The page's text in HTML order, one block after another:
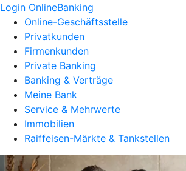
Login OnlineBanking
Online-Geschäftsstelle
Privatkunden
Firmenkunden
Private Banking
Banking & Verträge
Meine Bank
Service & Mehrwerte
Immobilien
Raiffeisen-Märkte & Tankstellen